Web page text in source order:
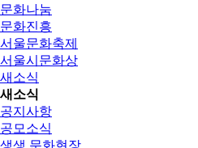
문화나눔
문화진흥
서울문화축제
서울시문화상
새소식
새소식
공지사항
공모소식
생생 문화현장